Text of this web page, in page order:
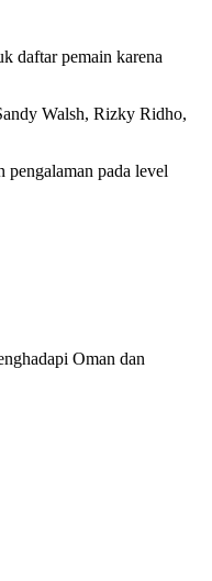
daftar pemain karena
Walsh, Rizky Ridho,
pengalaman pada level
Oman dan